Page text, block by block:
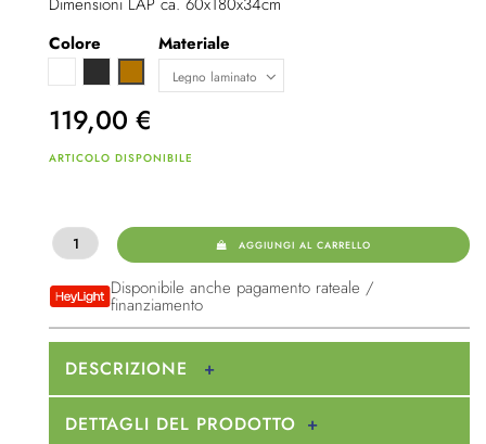
Colore
Quercia Sonoma
Materiale
119,00 €
ARTICOLO DISPONIBILE
AGGIUNGI AL CARRELLO
Disponibile anche pagamento rateale /
finanziamento
DESCRIZIONE
DETTAGLI DEL PRODOTTO